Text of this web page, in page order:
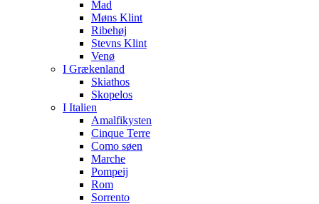
Mad
Møns Klint
Ribehøj
Stevns Klint
Venø
I Grækenland
Skiathos
Skopelos
I Italien
Amalfikysten
Cinque Terre
Como søen
Marche
Pompeij
Rom
Sorrento